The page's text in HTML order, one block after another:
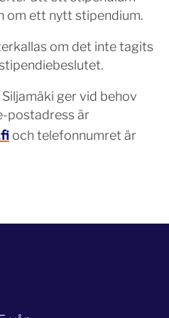
om ett nytt stipendium.
om det inte tagits
ger vid behov
postadress är
och telefonnumret är